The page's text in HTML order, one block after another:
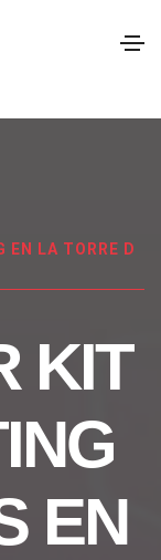
LA TORRE D
KIT
EN